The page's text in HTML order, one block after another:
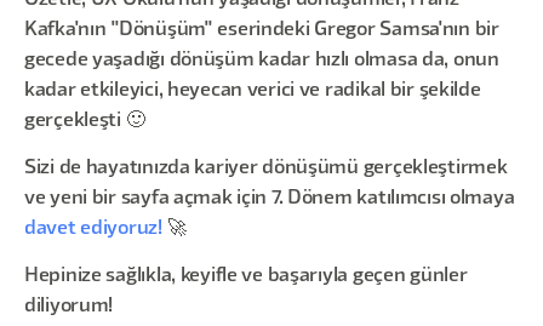
Kafka'nın "Dönüşüm" eserindeki Gregor Samsa'nın bir
gecede yaşadığı dönüşüm kadar hızlı olmasa da, onun
kadar etkileyici, heyecan verici ve radikal bir şekilde
gerçekleşti 🙂
Sizi de hayatınızda kariyer dönüşümü gerçekleştirmek
ve yeni bir sayfa açmak için 7. Dönem katılımcısı olmaya
davet ediyoruz! 🚀
Hepinize sağlıkla, keyifle ve başarıyla geçen günler
diliyorum!